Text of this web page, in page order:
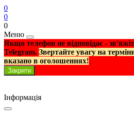
0
0
0
Меню
Якщо телефон не відповідає -
Telegram. Звертайте увагу на
вказано в оголошеннях!
Закрити
Інформація